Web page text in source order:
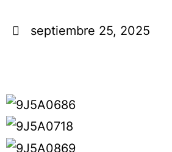
septiembre 25, 2025